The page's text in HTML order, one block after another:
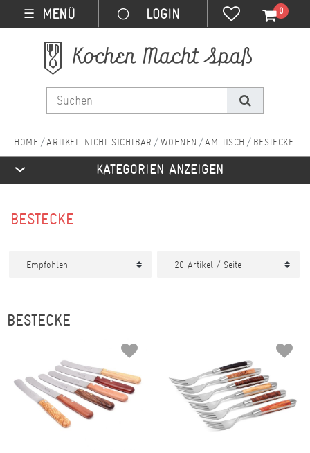
☰ MENÜ 0
ARTIKEL NICHT SICHTBAR WOHNEN AM TISCH BESTECKE
KATEGORIEN ANZEIGEN
BESTECKE
BESTECKE